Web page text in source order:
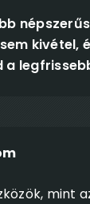
kivétel,
mint